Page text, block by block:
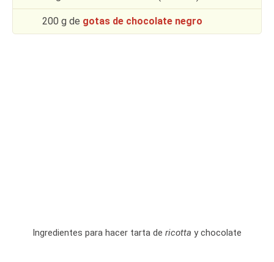
200 g de gotas de chocolate negro
Ingredientes para hacer tarta de ricotta y chocolate